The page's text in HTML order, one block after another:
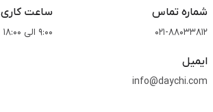
شماره تماس
021-88033812
ساعت کاری
9:00 الی 18:00
ایمیل
info@daychi.com